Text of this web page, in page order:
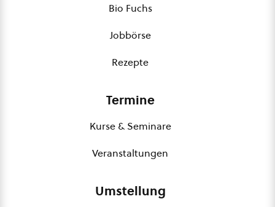
Bio Fuchs
Jobbörse
Rezepte
Termine
Kurse & Seminare
Veranstaltungen
Umstellung